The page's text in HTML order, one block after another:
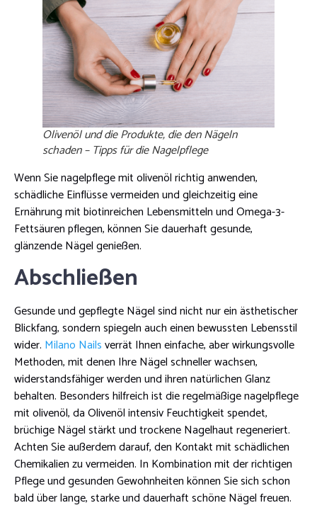
Olivenöl und die Produkte, die den Nägeln
schaden – Tipps für die Nagelpflege
Wenn Sie nagelpflege mit olivenöl richtig anwenden,
schädliche Einflüsse vermeiden und gleichzeitig eine
Ernährung mit biotinreichen Lebensmitteln und Omega-3-
Fettsäuren pflegen, können Sie dauerhaft gesunde,
glänzende Nägel genießen.
Abschließen
Gesunde und gepflegte Nägel sind nicht nur ein ästhetischer
Blickfang, sondern spiegeln auch einen bewussten Lebensstil
wider. Milano Nailsverrät Ihnen einfache, aber wirkungsvolle
Methoden, mit denen Ihre Nägel schneller wachsen,
widerstandsfähiger werden und ihren natürlichen Glanz
behalten. Besonders hilfreich ist die regelmäßige nagelpflege
mit olivenöl, da Olivenöl intensiv Feuchtigkeit spendet,
brüchige Nägel stärkt und trockene Nagelhaut regeneriert.
Achten Sie außerdem darauf, den Kontakt mit schädlichen
Chemikalien zu vermeiden. In Kombination mit der richtigen
Pflege und gesunden Gewohnheiten können Sie sich schon
bald über lange, starke und dauerhaft schöne Nägel freuen.